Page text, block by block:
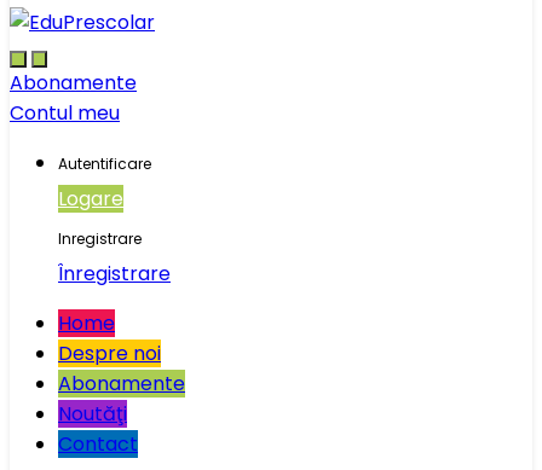
Abonamente
Contul meu
Autentificare
Logare
Inregistrare
Înregistrare
Home
Despre noi
Abonamente
Noutăţi
Contact